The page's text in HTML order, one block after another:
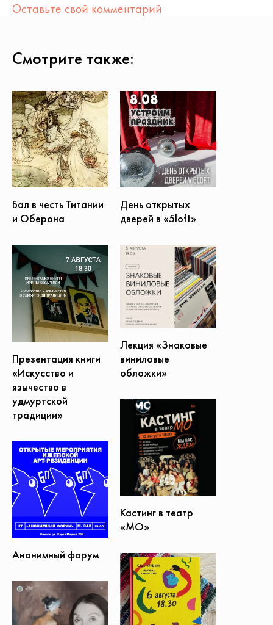
Оставьте свой комментарий
Смотрите также:
Бал в честь Титании
и Оберона
День открытых
дверей в «5loft»
Презентация книги
«Искусство и
язычество в
удмуртской
традиции»
Лекция «Знаковые
виниловые
обложки»
Кастинг в театр
«МО»
Анонимный форум